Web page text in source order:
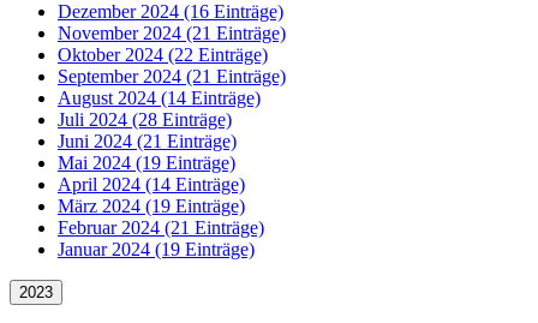
Dezember 2024 (16 Einträge)
November 2024 (21 Einträge)
Oktober 2024 (22 Einträge)
September 2024 (21 Einträge)
August 2024 (14 Einträge)
Juli 2024 (28 Einträge)
Juni 2024 (21 Einträge)
Mai 2024 (19 Einträge)
April 2024 (14 Einträge)
März 2024 (19 Einträge)
Februar 2024 (21 Einträge)
Januar 2024 (19 Einträge)
2023